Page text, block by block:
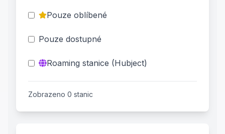
Pouze oblíbené
Pouze dostupné
Roaming stanice (Hubject)
Zobrazeno 0 stanic